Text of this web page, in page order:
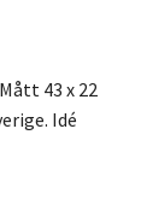
43 x 22
Idé